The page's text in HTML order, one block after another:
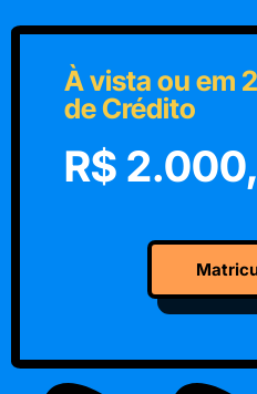
À vista ou em
de Crédito
R$